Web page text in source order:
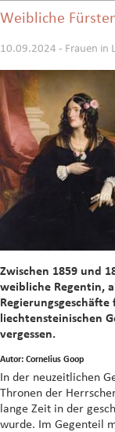
Weibliche
10.09.2024 - Frauen in
Zwischen 1859 und
weibliche Regentin,
liechtensteinischen
vergessen.
Autor: Cornelius Goop
In der neuzeitlichen
Thronen der
lange Zeit in der
wurde. Im Gegenteil